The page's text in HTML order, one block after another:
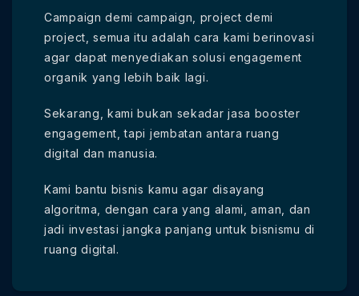
Campaign demi campaign, project demi
project, semua itu adalah cara kami berinovasi
agar dapat menyediakan solusi engagement
organik yang lebih baik lagi.
Sekarang, kami bukan sekadar jasa booster
engagement, tapi jembatan antara ruang
digital dan manusia.
Kami bantu bisnis kamu agar disayang
algoritma, dengan cara yang alami, aman, dan
jadi investasi jangka panjang untuk bisnismu di
ruang digital.